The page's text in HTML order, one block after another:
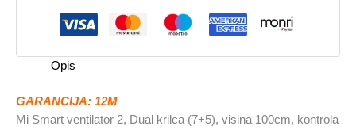
visina
Opis
GARANCIJA: 12M
Mi Smart ventilator 2, Dual krilca (7+5), visina 100cm, kontrola